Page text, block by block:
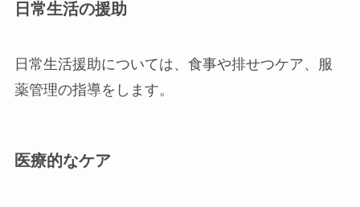
日常生活の援助
日常生活援助については、食事や排せつケア、服
薬管理の指導をします。
医療的なケア